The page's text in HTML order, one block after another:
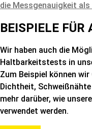
die Messgenauigkeit
BEISPIELE FÜR
Wir haben auch die
Haltbarkeitstests in
Zum Beispiel können
Dichtheit,
mehr darüber, wie
verwendet werden.